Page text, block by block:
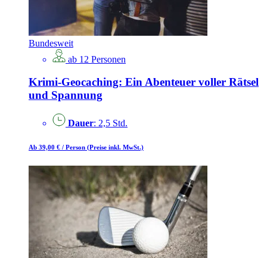
Bundesweit
ab 12 Personen
Krimi-Geocaching: Ein Abenteuer voller Rätsel
und Spannung
Dauer: 2,5 Std.
Ab 39,00 € / Person (Preise inkl. MwSt.)